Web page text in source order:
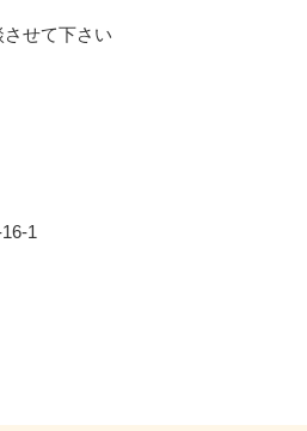
せて下さい
1